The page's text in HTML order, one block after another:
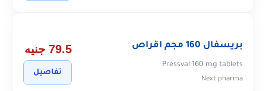
بريسفال 160 مجم اقراص
Pressval 160 mg tablets
Next pharma
79.5 جنيه
تفاصيل